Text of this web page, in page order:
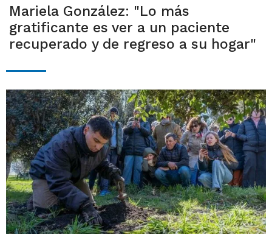
Mariela González: "Lo más
gratificante es ver a un paciente
recuperado y de regreso a su hogar"